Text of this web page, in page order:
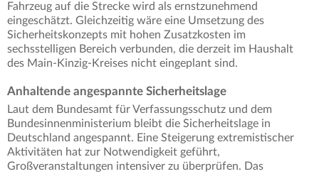
Fahrzeug auf die Strecke wird als ernstzunehmend
eingeschätzt. Gleichzeitig wäre eine Umsetzung des
Sicherheitskonzepts mit hohen Zusatzkosten im
sechsstelligen Bereich verbunden, die derzeit im Haushalt
des Main-Kinzig-Kreises nicht eingeplant sind.
Anhaltende angespannte Sicherheitslage
Laut dem Bundesamt für Verfassungsschutz und dem
Bundesinnenministerium bleibt die Sicherheitslage in
Deutschland angespannt. Eine Steigerung extremistischer
Aktivitäten hat zur Notwendigkeit geführt,
Großveranstaltungen intensiver zu überprüfen. Das